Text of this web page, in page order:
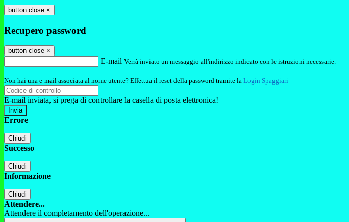
button close ×
Recupero password
button close ×
E-mail Verrà inviato un messaggio all'indirizzo indicato con le istruzioni necessarie.
Non hai una e-mail associata al nome utente? Effettua il reset della password tramite la Login Spaggiari
E-mail inviata, si prega di controllare la casella di posta elettronica!
Errore
Chiudi
Successo
Chiudi
Informazione
Chiudi
Attendere...
Attendere il completamento dell'operazione...